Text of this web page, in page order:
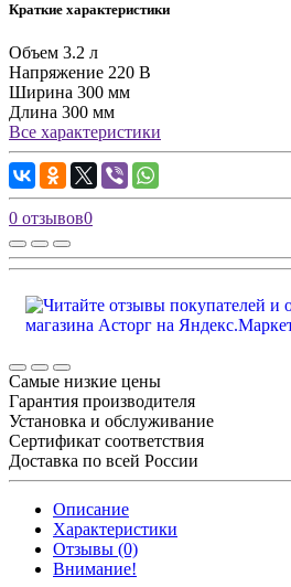
Краткие характеристики
Объем 3.2 л
Напряжение 220 В
Ширина 300 мм
Длина 300 мм
Все характеристики
0 отзывов0
Самые низкие цены
Гарантия производителя
Установка и обслуживание
Сертификат соответствия
Доставка по всей России
Описание
Характеристики
Отзывы (0)
Внимание!